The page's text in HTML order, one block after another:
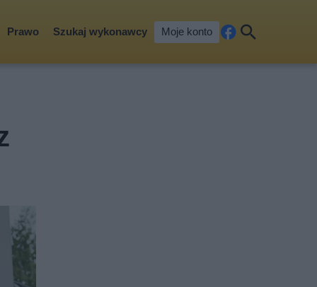
Prawo Szukaj wykonawcy Moje konto
cebkaj